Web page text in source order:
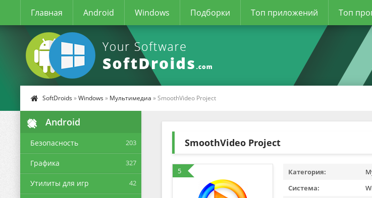
Главная Android Windows Подборки Топ приложений Топ
SoftDroids »Windows » Мультимедиа » SmoothVideo Project
Android
Безопасность 203
Графика 327
Утилиты для игр 42
SmoothVideo Project
5 Категория:
Система: